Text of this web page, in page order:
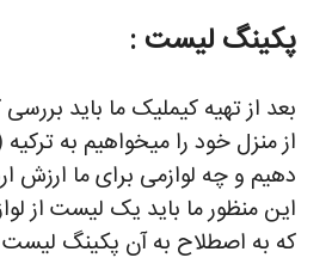
پکینگ لیست :
بعد از تهیه کیملیک ما باید
از منزل خود را میخواهیم به ترکیه
دهیم و چه لوازمی برای ما ارزش
این منظور ما باید یک لیست از
که به اصطلاح به آن پکینگ